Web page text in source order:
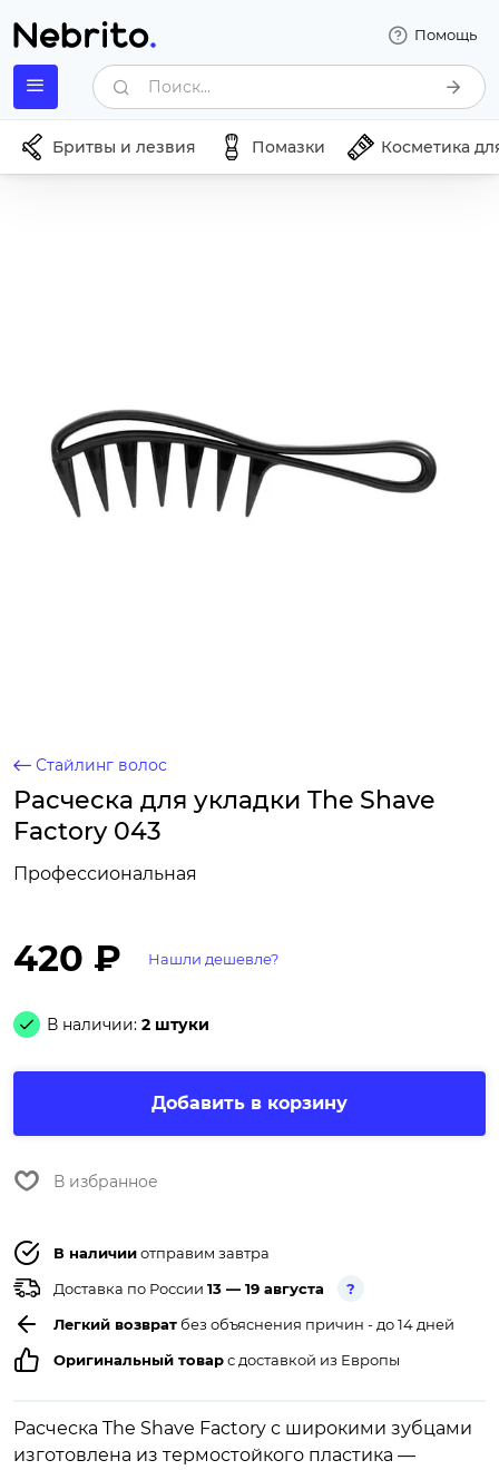
Помощь
Поиск...
Бритвы и лезвия Помазки Косметика
Стайлинг волос
Расческа для укладки The Shave
Factory 043
Профессиональная
420 ₽ Нашли дешевле?
В наличии: 2 штуки
Добавить в корзину
В избранное
В наличииотправим завтра
Доставка по России 13 — 19 августа
?
Легкий возврат без объяснения причин - до 14 дней
Оригинальный товарс доставкой из Европы
Расческа The Shave Factory с широкими зубцами
изготовлена из термостойкого пластика —